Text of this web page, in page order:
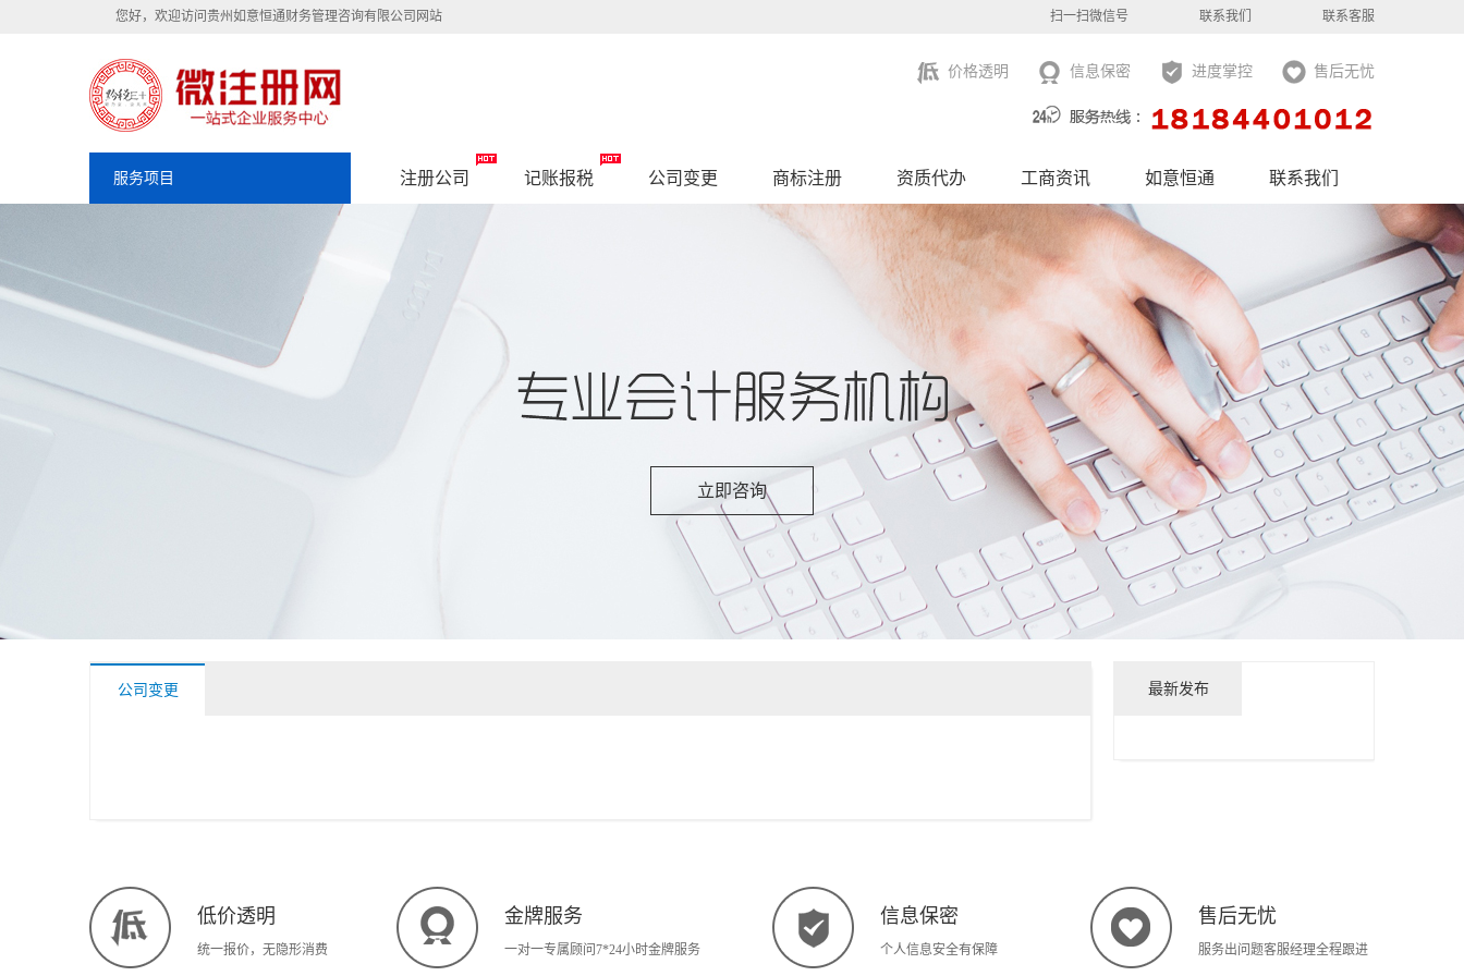
您好，欢迎访问贵州如意恒通财务管理咨询有限公司网站 扫一扫微信号 联系我们 联系客服
价格透明 信息保密 进度掌控 售后无忧
服务项目 注册公司 记账报税 公司变更 商标注册 资质代办 工商资讯 如意恒通 联系我们
立即咨询
公司变更 最新发布
低价透明
统一报价，无隐形消费
金牌服务
一对一专属顾问7*24小时金牌服务
信息保密
个人信息安全有保障
售后无忧
服务出问题客服经理全程跟进